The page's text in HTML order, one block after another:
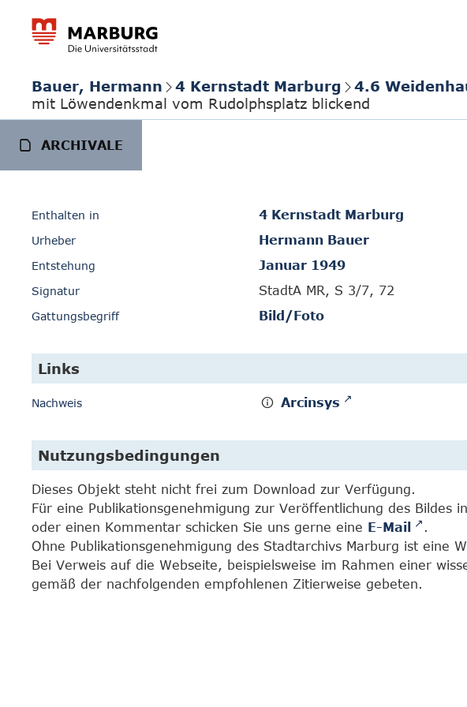
Bauer, Hermann 4 Kernstadt Marburg 4.6
mit Löwendenkmal vom Rudolphsplatz blickend
ARCHIVALE
Enthalten in 4 Kernstadt Marburg
Urheber Hermann Bauer
Entstehung Januar 1949
Signatur StadtA MR, S 3/7, 72
Gattungsbegriff Bild/Foto
Links
Nachweis Arcinsys
Nutzungsbedingungen
Dieses Objekt steht nicht frei zum Download zur Verfügung.
Für eine Publikationsgenehmigung zur Veröffentlichung des Bildes
oder einen Kommentar schicken Sie uns gerne eine E-Mail
.
Ohne Publikationsgenehmigung des Stadtarchivs Marburg ist eine
Bei Verweis auf die Webseite, beispielsweise im Rahmen einer
gemäß der nachfolgenden empfohlenen Zitierweise gebeten.